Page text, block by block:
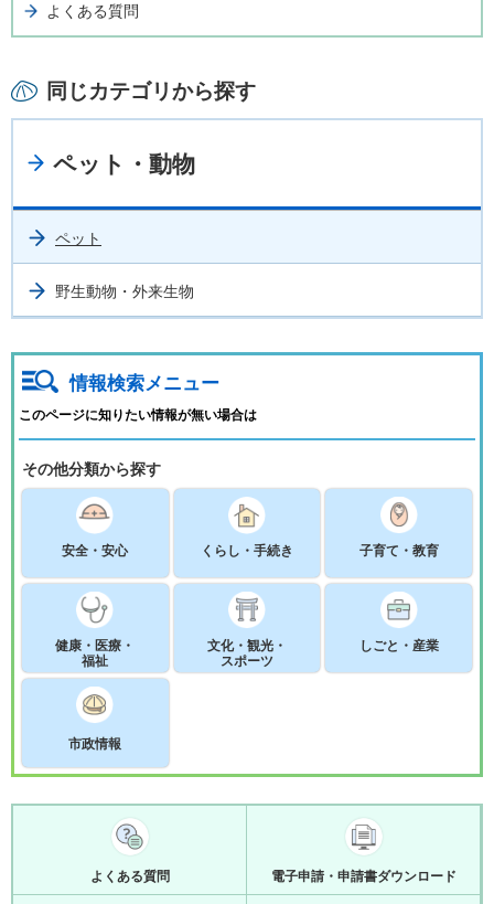
よくある質問
同じカテゴリから探す
ペット・動物
ペット
野生動物・外来生物
情報検索メニュー
このページに知りたい情報が無い場合は
その他分類から探す
安全・安心 くらし・手続き 子育て・教育
健康・医療・
福祉
文化・観光・
スポーツ
しごと・産業
市政情報
よくある質問 電子申請・申請書ダウンロード